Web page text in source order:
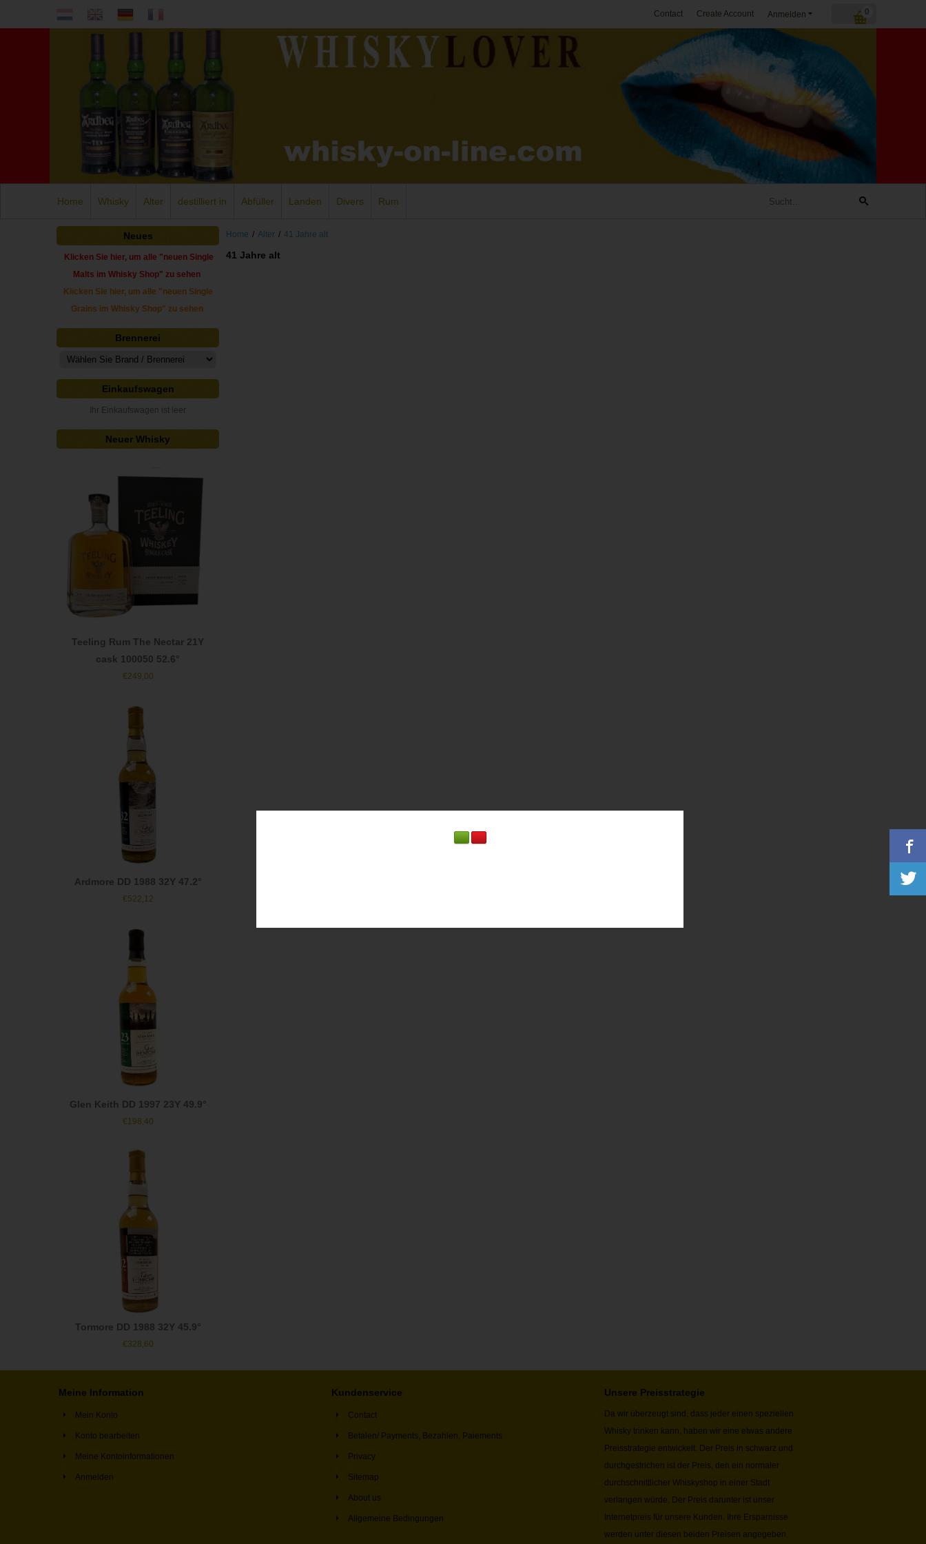
0
Anmelden
Contact Create Account
Home Whisky Alter destilliert in Abfüller Landen Divers Rum
Neues
Klicken Sie hier, um alle "neuen Single
Malts im Whisky Shop" zu sehen
Klicken Sie hier, um alle "neuen Single
Grains im Whisky Shop" zu sehen
Brennerei
Einkaufswagen
Ihr Einkaufswagen ist leer
Neuer Whisky
Teeling Rum The Nectar 21Y
cask 100050 52.6°
€249,00
Ardmore DD 1988 32Y 47.2°
€522,12
Glen Keith DD 1997 23Y 49.9°
€198,40
Tormore DD 1988 32Y 45.9°
€328,60
Home / Alter / 41 Jahre alt
41 Jahre alt
Meine Information
Mein Konto
Konto bearbeiten
Meine Kontoinformationen
Anmelden
Kundenservice
Contact
Betalen/ Payments, Bezahlen, Paiements
Privacy
Sitemap
About us
Allgemeine Bedingungen
Unsere Preisstrategie
Da wir überzeugt sind, dass jeder einen speziellen
Whisky trinken kann, haben wir eine etwas andere
Preisstrategie entwickelt. Der Preis in schwarz und
durchgestrichen ist der Preis, den ein normaler
durchschnittlicher Whiskyshop in einer Stadt
verlangen würde. Der Preis darunter ist unser
Internetpreis für unsere Kunden. Ihre Ersparnisse
werden unter diesen beiden Preisen angegeben.